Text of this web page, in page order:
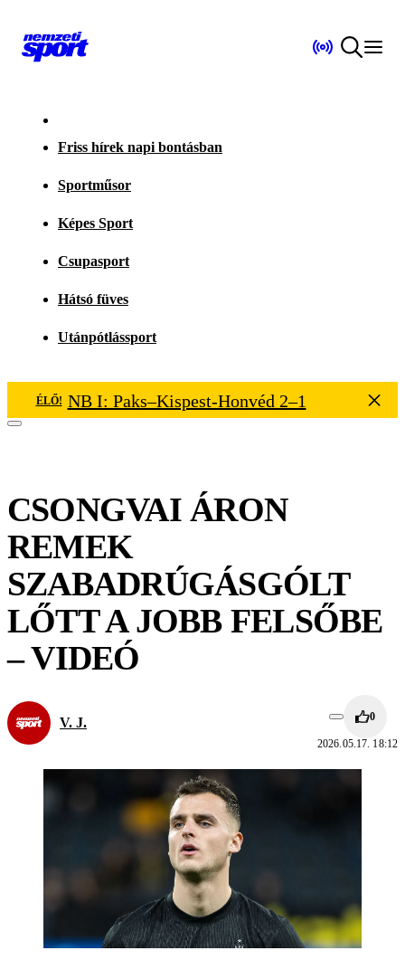
Friss hírek napi bontásban
Sportműsor
Képes Sport
Csupasport
Hátsó füves
Utánpótlássport
ÉLŐ! NB I: Paks–Kispest-Honvéd 2–1
CSONGVAI ÁRON
REMEK
SZABADRÚGÁSGÓLT
LŐTT A JOBB FELSŐBE
– VIDEÓ
V. J. 0
2026.05.17. 18:12